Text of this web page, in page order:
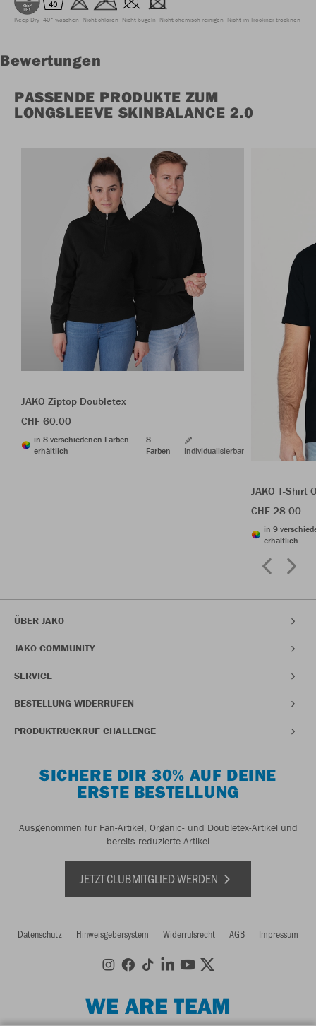
Keep Dry 40° waschen Nicht chloren Nicht bügeln Nicht chemisch reinigen Nicht im Trockner trocknen
Bewertungen
PASSENDE PRODUKTE ZUM
LONGSLEEVE SKINBALANCE 2.0
JAKO Ziptop Doubletex
CHF 60.00
in 8 verschiedenen Farben
erhältlich
8
Farben
Individualisierbar
JAKO T-Shirt
CHF 28.00
in 9
erhältlich
ÜBER JAKO
JAKO COMMUNITY
SERVICE
BESTELLUNG WIDERRUFEN
PRODUKTRÜCKRUF CHALLENGE
SICHERE DIR 30% AUF DEINE
ERSTE BESTELLUNG
Ausgenommen für Fan-Artikel, Organic- und Doubletex-Artikel und
bereits reduzierte Artikel
JETZT CLUBMITGLIED WERDEN
Datenschutz Hinweisgebersystem Widerrufsrecht AGB Impressum
WE ARE TEAM